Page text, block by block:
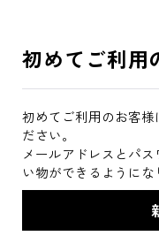
初めてご利用
初めてご利用のお客様
ださい。
メールアドレスとパ
い物ができるようにな